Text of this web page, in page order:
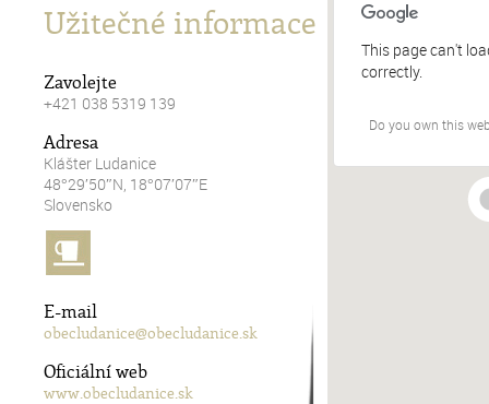
Užitečné informace
Zavolejte
+421 038 5319 139
Adresa
Klášter Ludanice
48°29′50″N, 18°07′07″E
Slovensko
E-mail
obecludanice@obecludanice.sk
Oficiální web
www.obecludanice.sk
This page can't
correctly.
Do you own this